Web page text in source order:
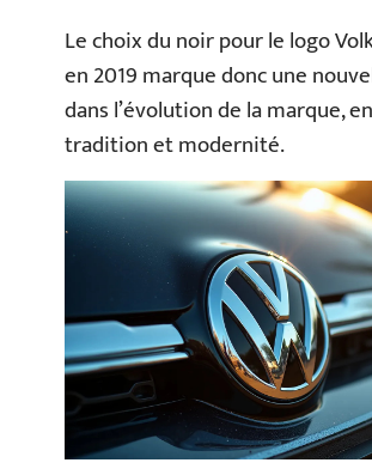
Le choix du noir pour le logo
en 2019 marque donc une
dans l’évolution de la marque,
tradition et modernité.